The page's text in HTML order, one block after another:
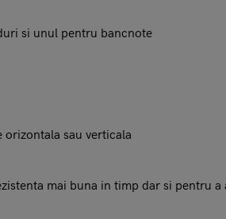
si unul pentru bancnote
sau verticala
mai buna in timp dar si pentru a